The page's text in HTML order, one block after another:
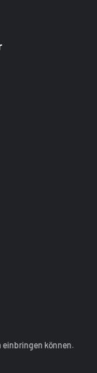
einbringen können.